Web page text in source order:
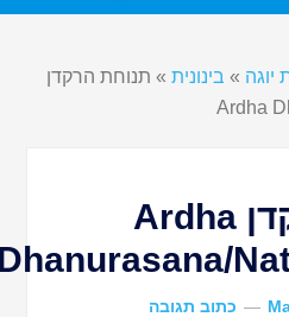
יוגה» בינונית» תנוחת הרקדן
Ardha
תנוחת הרקדן Ardha
Dhanurasana/
כתוב תגובה